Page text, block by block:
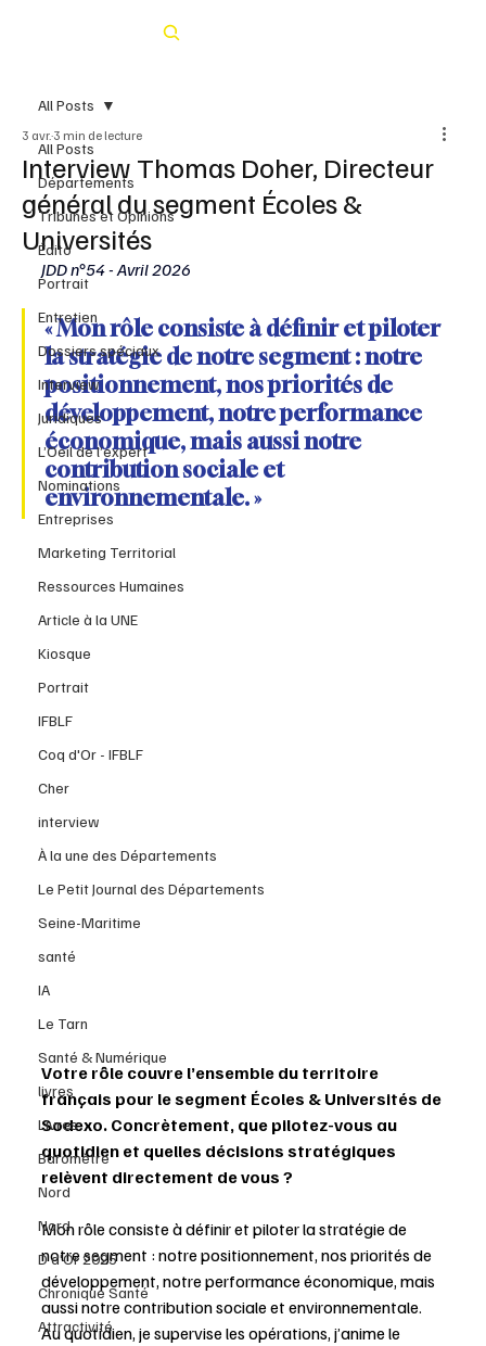
All Posts
Départements
Tribunes et Opinions
Édito
Portrait
Entretien
Dossiers spéciaux
Interview
Juridiques
L’Oeil de l’expert
Nominations
Entreprises
Marketing Territorial
Ressources Humaines
Article à la UNE
Kiosque
Portrait
IFBLF
Coq d'Or - IFBLF
Cher
interview
À la une des Départements
Le Petit Journal des Départements
Seine-Maritime
santé
IA
Le Tarn
Santé & Numérique
livres
Livres
Baromètre
Nord
Nord
D d'Or 2025
Chronique Santé
Attractivité
All Posts
Interview Thomas Doher, Directeur
général du segment Écoles &
Universités
3 avr. 3 min de lecture
JDD n°54 - Avril 2026
« Mon rôle consiste à définir et piloter
la stratégie de notre segment : notre
positionnement, nos priorités de
développement, notre performance
économique, mais aussi notre
contribution sociale et
environnementale. »
Votre rôle couvre l’ensemble du territoire
français pour le segment Écoles & Universités de
Sodexo. Concrètement, que pilotez-vous au
quotidien et quelles décisions stratégiques
relèvent directement de vous ?
Mon rôle consiste à définir et piloter la stratégie de
notre segment : notre positionnement, nos priorités de
développement, notre performance économique, mais
aussi notre contribution sociale et environnementale.
Au quotidien, je supervise les opérations, j’anime le